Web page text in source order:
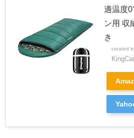
適温度
ン用 収
き
created